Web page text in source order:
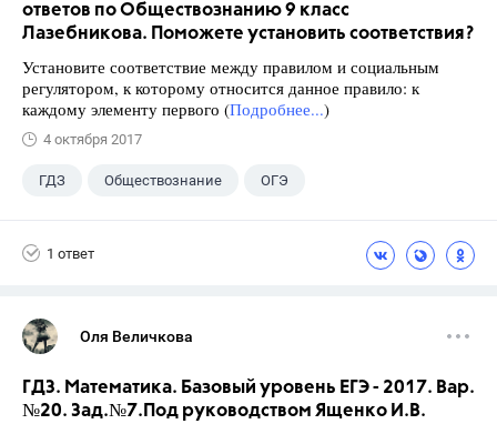
ответов по Обществознанию 9 класс
Лазебникова. Поможете установить соответствия?
Установите соответствие между правилом и социальным
регулятором, к которому относится данное правило: к
каждому элементу первого (Подробнее...)
4 октября 2017
ГДЗ Обществознание ОГЭ
1 ответ
Оля Величкова
ГДЗ. Математика. Базовый уровень ЕГЭ - 2017. Вар.
№20. Зад.№7.Под руководством Ященко И.В.